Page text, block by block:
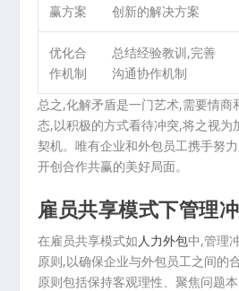
赢方案
创新的解决方案
优化合
作机制
总结经验教训,完善
沟通协作机制
总之,化解矛盾是一门艺术,需要情商
态,以积极的方式看待冲突,将之视为
契机。唯有企业和外包员工携手努
开创合作共赢的美好局面。
雇员共享模式下管理
在雇员共享模式如人力外包中,管理
原则,以确保企业与外包员工之间的
原则包括保持客观理性、聚焦问题